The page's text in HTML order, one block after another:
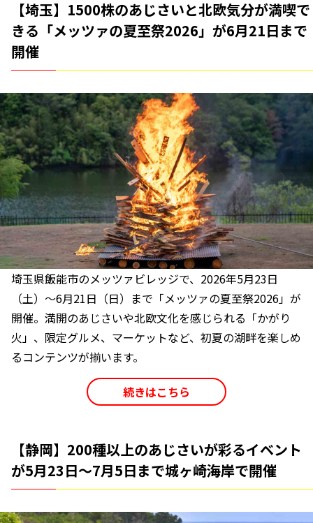
【埼玉】1500株のあじさいと北欧気分が満喫で
きる「メッツァの夏至祭2026」が6月21日まで
開催
埼玉県飯能市のメッツァビレッジで、2026年5月23日
（土）～6月21日（日）まで「メッツァの夏至祭2026」が
開催。満開のあじさいや北欧文化を感じられる「かがり
火」、限定グルメ、マーケットなど、初夏の湖畔を楽しめ
るコンテンツが揃います。
続きはこちら
【静岡】200種以上のあじさいが彩るイベント
が5月23日～7月5日まで城ヶ崎海岸で開催